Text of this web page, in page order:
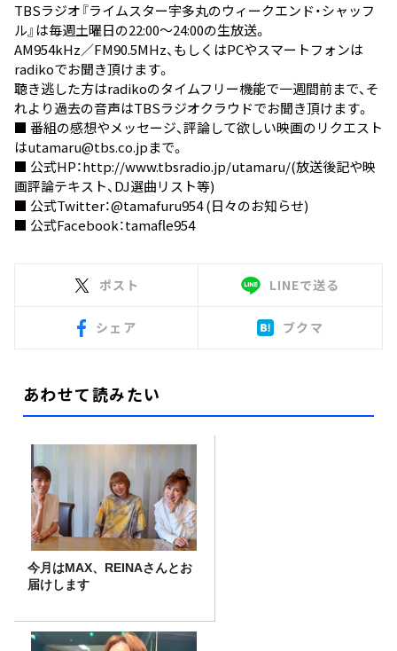
TBSラジオ『ライムスター宇多丸のウィークエンド・シャッフ
ル』は毎週土曜日の22:00～24:00の生放送。
AM954kHz／FM90.5MHz、もしくはPCやスマートフォンは
radikoでお聞き頂けます。
聴き逃した方はradikoのタイムフリー機能で一週間前まで、そ
れより過去の音声はTBSラジオクラウドでお聞き頂けます。
■ 番組の感想やメッセージ、評論して欲しい映画のリクエスト
はutamaru@tbs.co.jpまで。
■ 公式HP：http://www.tbsradio.jp/utamaru/(放送後記や映
画評論テキスト、DJ選曲リスト等)
■ 公式Twitter：@tamafuru954(日々のお知らせ)
■ 公式Facebook：tamafle954
ポスト LINEで送る
シェア ブクマ
あわせて読みたい
今月はMAX、REINAさんとお
届けします